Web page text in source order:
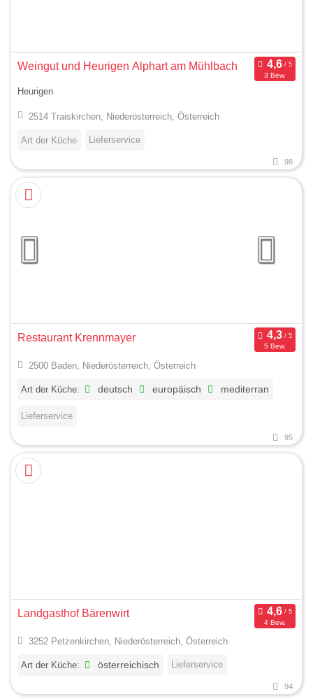
Weingut und Heurigen Alphart am Mühlbach
3 Bew.
Heurigen
2514 Traiskirchen, Niederösterreich, Österreich
Art der Küche Lieferservice
98
Restaurant Krennmayer
5 Bew.
2500 Baden, Niederösterreich, Österreich
Art der Küche: deutsch europäisch mediterran
Lieferservice
95
Landgasthof Bärenwirt
4 Bew.
3252 Petzenkirchen, Niederösterreich, Österreich
Art der Küche: österreichisch Lieferservice
94